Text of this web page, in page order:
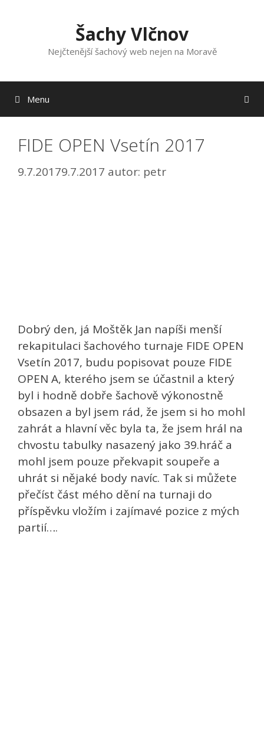
Šachy Vlčnov
Nejčtenější šachový web nejen na Moravě
Menu
FIDE OPEN Vsetín 2017
9.7.20179.7.2017 autor: petr
Dobrý den, já Moštěk Jan napíši menší
rekapitulaci šachového turnaje FIDE OPEN
Vsetín 2017, budu popisovat pouze FIDE
OPEN A, kterého jsem se účastnil a který
byl i hodně dobře šachově výkonostně
obsazen a byl jsem rád, že jsem si ho mohl
zahrát a hlavní věc byla ta, že jsem hrál na
chvostu tabulky nasazený jako 39.hráč a
mohl jsem pouze překvapit soupeře a
uhrát si nějaké body navíc. Tak si můžete
přečíst část mého dění na turnaji do
příspěvku vložím i zajímavé pozice z mých
partií….